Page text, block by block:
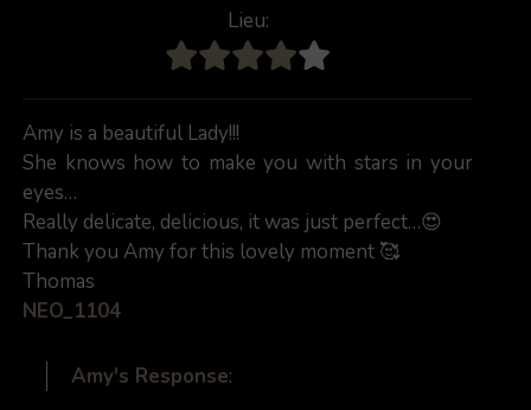
Lieu:
Amy is a beautiful Lady!!!
She knows how to make you with stars in your
eyes…
Really delicate, delicious, it was just perfect…😍
Thank you Amy for this lovely moment 🥰
Thomas
NEO_1104
Amy's Response: